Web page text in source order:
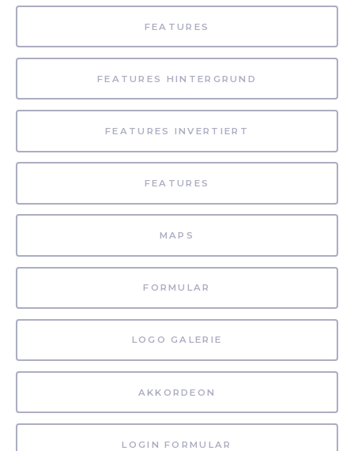
FEATURES
FEATURES HINTERGRUND
FEATURES INVERTIERT
FEATURES
MAPS
FORMULAR
LOGO GALERIE
AKKORDEON
LOGIN FORMULAR